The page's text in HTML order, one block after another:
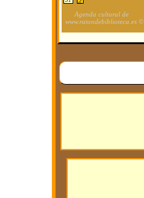
Agenda cultural de
www.ratondebiblioteca.es ©